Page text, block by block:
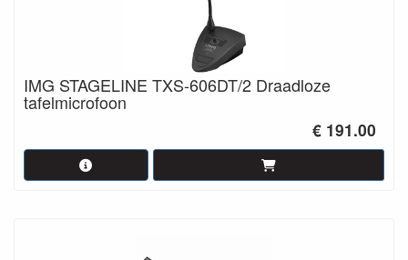
IMG STAGELINE TXS-606DT/2 Draadloze
tafelmicrofoon
€ 191.00